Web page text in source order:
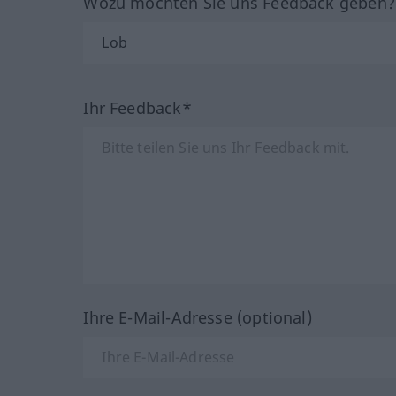
Ihr Feedback*
Ihre E-Mail-Adresse (optional)